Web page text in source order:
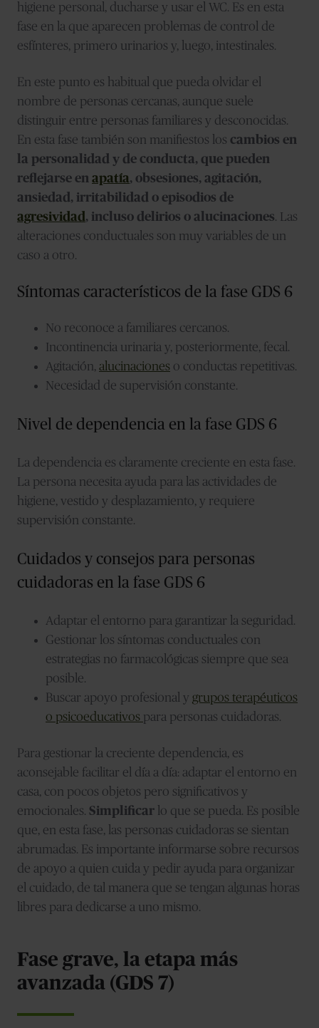
higiene personal, ducharse y usar el WC. Es en esta
fase en la que aparecen problemas de control de
esfínteres, primero urinarios y, luego, intestinales.
En este punto es habitual que pueda olvidar el
nombre de personas cercanas, aunque suele
distinguir entre personas familiares y desconocidas.
En esta fase también son manifiestos los cambios en
la personalidad y de conducta, que pueden
reflejarse en apatía, obsesiones, agitación,
ansiedad, irritabilidad o episodios de
agresividad, incluso delirios o alucinaciones. Las
alteraciones conductuales son muy variables de un
caso a otro.
Síntomas característicos de la fase GDS 6
No reconoce a familiares cercanos.
Incontinencia urinaria y, posteriormente, fecal.
Agitación, alucinaciones o conductas repetitivas.
Necesidad de supervisión constante.
Nivel de dependencia en la fase GDS 6
La dependencia es claramente creciente en esta fase.
La persona necesita ayuda para las actividades de
higiene, vestido y desplazamiento, y requiere
supervisión constante.
Cuidados y consejos para personas
cuidadoras en la fase GDS 6
Adaptar el entorno para garantizar la seguridad.
Gestionar los síntomas conductuales con
estrategias no farmacológicas siempre que sea
posible.
Buscar apoyo profesional y grupos terapéuticos
o psicoeducativos para personas cuidadoras.
Para gestionar la creciente dependencia, es
aconsejable facilitar el día a día: adaptar el entorno en
casa, con pocos objetos pero significativos y
emocionales. Simplificar lo que se pueda. Es posible
que, en esta fase, las personas cuidadoras se sientan
abrumadas. Es importante informarse sobre recursos
de apoyo a quien cuida y pedir ayuda para organizar
el cuidado, de tal manera que se tengan algunas horas
libres para dedicarse a uno mismo.
Fase grave, la etapa más
avanzada (GDS 7)